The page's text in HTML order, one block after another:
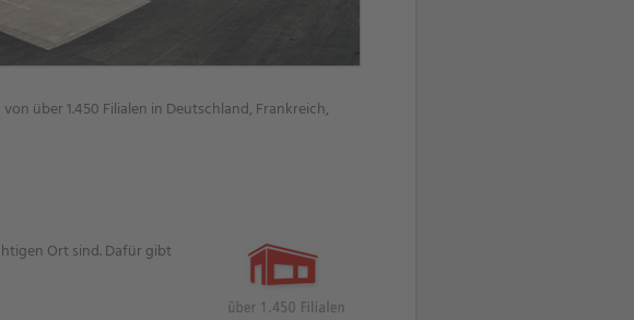
über 1.450 Filialen in Deutschland, Frankreich,
Ort sind. Dafür gibt